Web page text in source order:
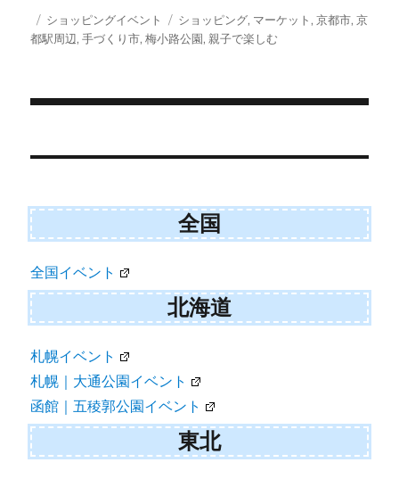
w
i
t
)
e
b
o
l
投
稿
カ
テ
ショッピングイベント
タ
グ
ショッピング, マーケット ,京都市,京
都駅周辺,手づくり市,梅小路公園, 親子で楽しむ
稿
ナ
ビ
ゲ
ー
シ
ョ
ン
全国
全国イベント
北海道
札幌イベント
札幌｜大通公園イベント
函館｜五稜郭公園イベント
東北